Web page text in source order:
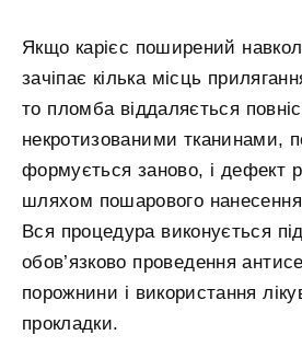
Якщо карієс поширений
зачіпає кілька місць
то пломба віддаляється
некротизованими тканинами,
формується заново, і дефект
шляхом пошарового
Вся процедура виконується
обов’язково проведення
порожнини і використання
прокладки.